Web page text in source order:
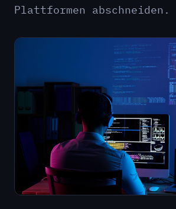
Plattformen abschneiden.